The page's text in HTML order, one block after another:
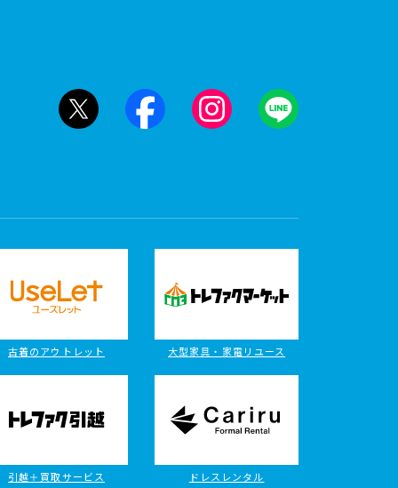
古着のアウトレット 大型家具・家電リユース
引越＋買取サービス ドレスレンタル